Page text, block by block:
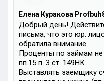
Елена Куракова
Добрый день!
письма, что это юр.
обратила внимание.
Проценты по займам
пп.15 п. 3 ст. 149НК.
Выставлять заемщику